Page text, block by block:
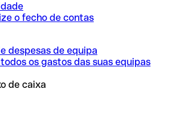
o fecho de contas
despesas de equipa
os gastos das suas equipas
de caixa